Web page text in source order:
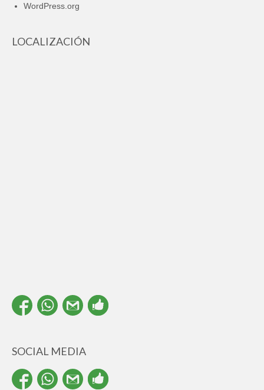
WordPress.org
LOCALIZACIÓN
SOCIAL MEDIA